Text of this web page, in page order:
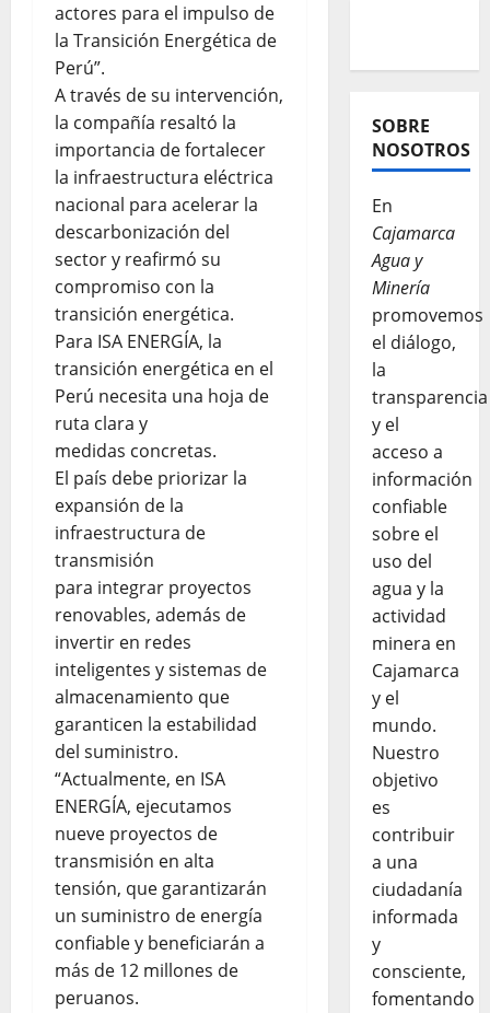
actores para el impulso de
la Transición Energética de
Perú”.
A través de su intervención,
la compañía resaltó la
importancia de fortalecer
la infraestructura eléctrica
nacional para acelerar la
descarbonización del
sector y reafirmó su
compromiso con la
transición energética.
Para ISA ENERGÍA, la
transición energética en el
Perú necesita una hoja de
ruta clara y
medidas concretas.
El país debe priorizar la
expansión de la
infraestructura de
transmisión
para integrar proyectos
renovables, además de
invertir en redes
inteligentes y sistemas de
almacenamiento que
garanticen la estabilidad
del suministro.
“Actualmente, en ISA
ENERGÍA, ejecutamos
nueve proyectos de
transmisión en alta
tensión, que garantizarán
un suministro de energía
confiable y beneficiarán a
más de 12 millones de
peruanos.
SOBRE
NOSOTROS
En
Cajamarca
Agua y
Minería
promovemos
el diálogo,
la
transparencia
y el
acceso a
información
confiable
sobre el
uso del
agua y la
actividad
minera en
Cajamarca
y el
mundo.
Nuestro
objetivo
es
contribuir
a una
ciudadanía
informada
y
consciente,
fomentando